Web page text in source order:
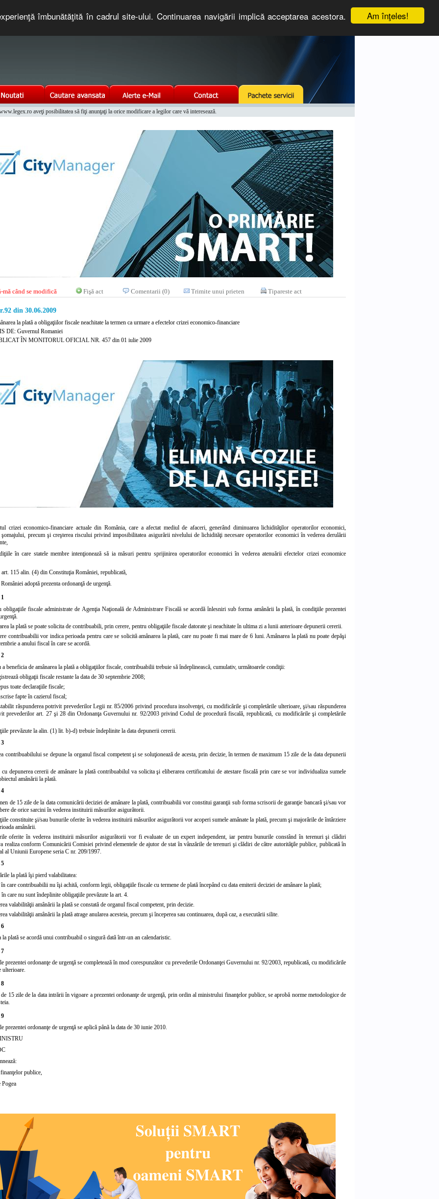
Am înţeles!
îmbunătăţită în cadrul site-ului. Continuarea navigării implică acceptarea acestora.
aveţi posibilitatea să fiţi anunţaţi la orice modificare a legilor care vă interesează.
mă când se modifică Fişă act Comentarii (0) Trimite unui prieten Tipareste act
din 30.06.2009
la plată a obligaţiilor fiscale neachitate la termen ca urmare a efectelor crizei economico-financiare
DE: Guvernul Romaniei
ÎN MONITORUL OFICIAL NR. 457 din 01 iulie 2009
crizei economico-financiare actuale din România, care a afectat mediul de afaceri, generând diminuarea lichidităţilor operatorilor economici,
şomajului, precum şi creşterea riscului privind imposibilitatea asigurării nivelului de lichidităţi necesare operatorilor economici în vederea derulării
în care statele membre intenţionează să ia măsuri pentru sprijinirea operatorilor economici în vederea atenuării efectelor crizei economice
art. 115 alin. (4) din Constituţia României, republicată,
adoptă prezenta ordonanţă de urgenţă.
obligaţiile fiscale administrate de Agenţia Naţională de Administrare Fiscală se acordă înlesniri sub forma amânării la plată, în condiţiile prezentei
la plată se poate solicita de contribuabili, prin cerere, pentru obligaţiile fiscale datorate şi neachitate în ultima zi a lunii anterioare depunerii cererii.
contribuabilii vor indica perioada pentru care se solicită amânarea la plată, care nu poate fi mai mare de 6 luni. Amânarea la plată nu poate depăşi
a anului fiscal în care se acordă.
a beneficia de amânarea la plată a obligaţiilor fiscale, contribuabilii trebuie să îndeplinească, cumulativ, următoarele condiţii:
obligaţii fiscale restante la data de 30 septembrie 2008;
toate declaraţiile fiscale;
fapte în cazierul fiscal;
răspunderea potrivit prevederilorLegii nr. 85/2006 privind procedura insolvenţei, cu modificările şi completările ulterioare, şi/sau răspunderea
prevederilorart. 27 şi 28 din Ordonanţa Guvernului nr. 92/2003privind Codul de procedură fiscală , republicată, cu modificările şi completările
prevăzute la alin. (1) lit. b)-d) trebuie îndeplinite la data depunerii cererii.
contribuabilului se depune la organul fiscal competent şi se soluţionează de acesta, prin decizie, în termen de maximum 15 zile de la data depunerii
depunerea cererii de amânare la plată contribuabilul va solicita şi eliberarea certificatului de atestare fiscală prin care se vor individualiza sumele
amânării la plată.
de 15 zile de la data comunicării deciziei de amânare la plată, contribuabilii vor constitui garanţii sub forma scrisorii de garanţie bancară şi/sau vor
de orice sarcini în vederea instituirii măsurilor asigurătorii.
constituite şi/sau bunurile oferite în vederea instituirii măsurilor asigurătorii vor acoperi sumele amânate la plată, precum şi majorările de întârziere
amânării.
oferite în vederea instituirii măsurilor asigurătorii vor fi evaluate de un expert independent, iar pentru bunurile constând în terenuri şi clădiri
realiza conform Comunicării Comisiei privind elementele de ajutor de stat în vânzările de terenuri şi clădiri de către autorităţile publice, publicată în
al Uniunii Europene seria C nr. 209/1997.
la plată îşi pierd valabilitatea:
care contribuabilii nu îşi achită, conform legii, obligaţiile fiscale cu termene de plată începând cu data emiterii deciziei de amânare la plată;
care nu sunt îndeplinite obligaţiile prevăzute la art. 4.
valabilităţii amânării la plată se constată de organul fiscal competent, prin decizie.
valabilităţii amânării la plată atrage anularea acesteia, precum şi începerea sau continuarea, după caz, a executării silite.
la plată se acordă unui contribuabil o singură dată într-un an calendaristic.
prezentei ordonanţe de urgenţă se completează în mod corespunzător cu prevederile Ordonanţei Guvernului nr. 92/2003, republicată, cu modificările
ulterioare.
15 zile de la data intrării în vigoare a prezentei ordonanţe de urgenţă, prin ordin al ministrului finanţelor publice, se aprobă norme metodologice de
prezentei ordonanţe de urgenţă se aplică până la data de 30 iunie 2010.
publice,
Pogea